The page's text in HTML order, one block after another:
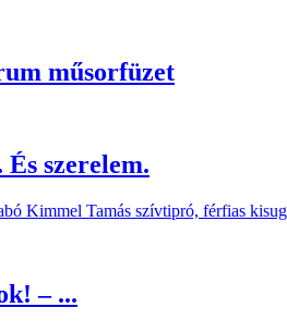
műsorfüzet
szerelem.
Kimmel Tamás szívtipró, férfias
– ...